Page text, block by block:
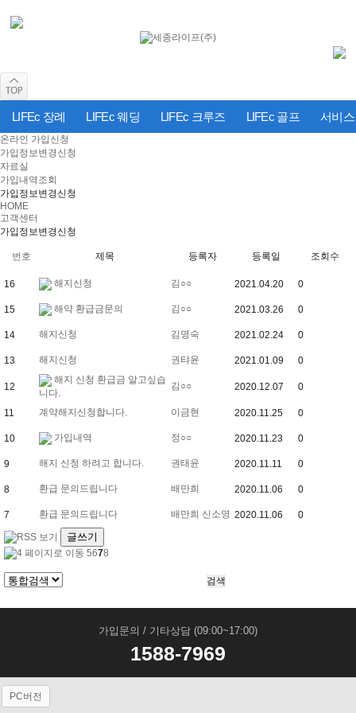
LIFEc 장례 LIFEc 웨딩 LIFEc 크루즈 LIFEc 골프 서비스
온라인 가입신청
가입정보변경신청
자료실
가입내역조회
가입정보변경신청
HOME
고객센터
가입정보변경신청
번호 제목 등록자 등록일 조회수
16 해지신청 김○○ 2021.04.20 0
15 해약 환급금문의 김○○ 2021.03.26 0
14 해지신청 김명숙 2021.02.24 0
13 해지신청 권탸윤 2021.01.09 0
12
해지 신청 환급금 알고싶습
니다.
김○○ 2020.12.07 0
11 계약해지신청합니다. 이금현 2020.11.25 0
10 가입내역 정○○ 2020.11.23 0
9 해지 신청 하려고 합니다. 권태윤 2020.11.11 0
8 환급 문의드립니다 배만희 2020.11.06 0
7 환급 문의드립니다 배만희 신소영 2020.11.06 0
글쓰기
5678
가입문의 / 기타상담 (09:00~17:00)
1588-7969
PC버전